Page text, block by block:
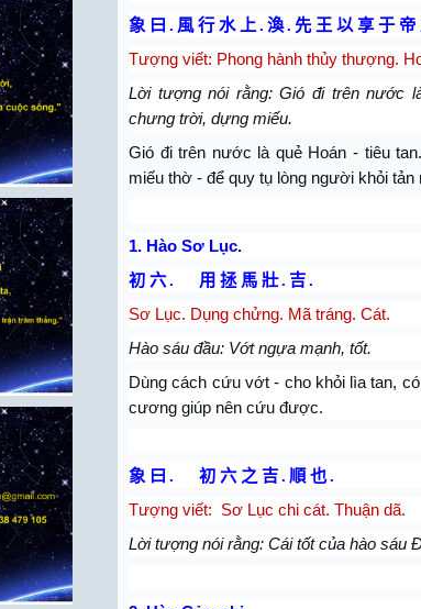
象 曰 . 風 行 水 上. 渙. 先 王 以 享 于 帝
Tượng viết: Phong hành thủy thượng.
Lời tượng nói rằng: Gió đi trên nước
chưng trời, dựng miếu.
Gió đi trên nước là quẻ Hoán - tiêu
miếu thờ - để quy tụ lòng người khỏi tản
1. Hào Sơ Lục.
初 六. 用 拯 馬 壯. 吉.
Sơ Lục. Dụng chửng. Mã tráng. Cát.
Hào sáu đầu: Vớt ngựa mạnh, tốt.
Dùng cách cứu vớt - cho khỏi lìa tan,
cương giúp nên cứu được.
象 曰 . 初 六 之 吉. 順 也.
Tượng viết: Sơ Lục chi cát. Thuận dã.
Lời tượng nói rằng: Cái tốt của hào sáu